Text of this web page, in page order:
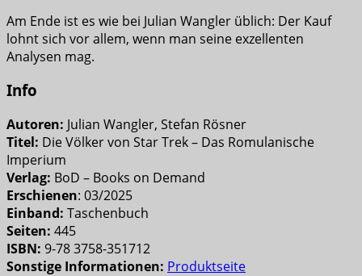
Am Ende ist es wie bei Julian Wangler üblich: Der Kauf
lohnt sich vor allem, wenn man seine exzellenten
Analysen mag.
Info
Autoren: Julian Wangler, Stefan Rösner
Titel: Die Völker von Star Trek – Das Romulanische
Imperium
Verlag: BoD – Books on Demand
Erschienen: 03/2025
Einband: Taschenbuch
Seiten: 445
ISBN: 9-78 3758-351712
Sonstige Informationen: Produktseite